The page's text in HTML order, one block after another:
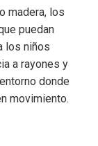
madera, los
puedan
los niños
a rayones y
donde
movimiento.